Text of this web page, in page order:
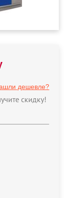
дешевле?
скидку!